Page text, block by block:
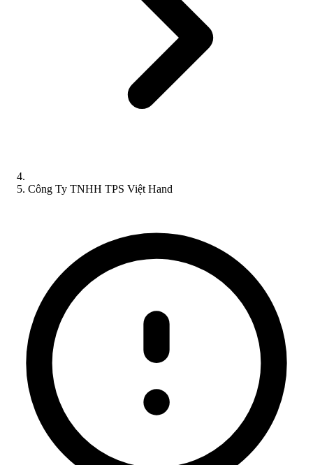
Công Ty TNHH TPS Việt Hand